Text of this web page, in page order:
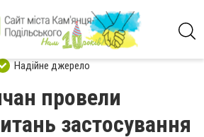
Надійне джерело
провели
застосування